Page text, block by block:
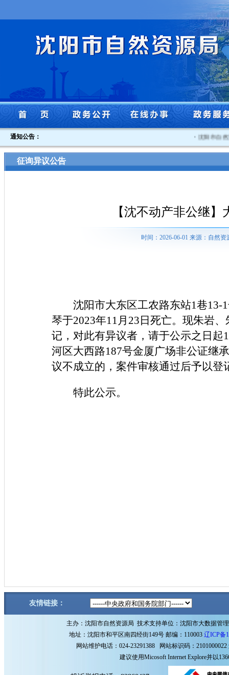
通知公告： 沈阳市自然
征询异议公告
【沈不动产非公继
时间：2026-06-01 来源：自然
沈阳市大东区工农路东站1巷13-
琴于2023年11月23日死亡。现朱岩
记，对此有异议者，请于公示之日
河区大西路187号金厦广场非公证继
议不成立的，案件审核通过后予以登
特此公示。
友情链接：
主办：沈阳市自然资源局 技术支持单位：沈阳市大数据管
地址：沈阳市和平区南四经街149号 邮编：110003 辽ICP备
网站维护电话：024-23291388 网站标识码：2101000022
建议使用Micosoft Internet Explore并以